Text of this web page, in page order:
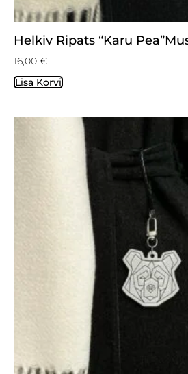
Helkiv Ripats “Karu
16,00 €
Lisa Korvi